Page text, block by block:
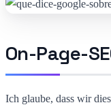
On-Page-
Ich glaube, dass wir